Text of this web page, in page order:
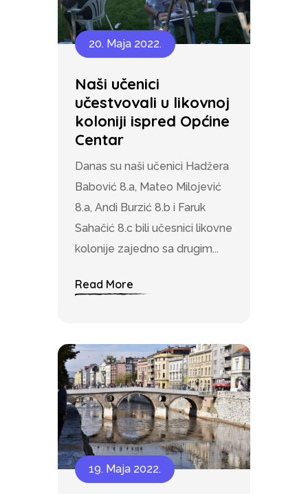
20. Maja 2022.
Naši učenici
učestvovali u likovnoj
koloniji ispred Općine
Centar
Danas su naši učenici Hadžera
Babović 8.a, Mateo Milojević
8.a, Andi Burzić 8.b i Faruk
Sahačić 8.c bili učesnici likovne
kolonije zajedno sa drugim...
Read More
19. Maja 2022.